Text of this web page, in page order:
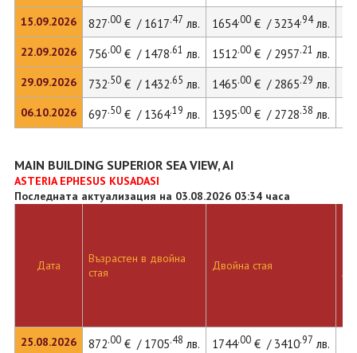
15.09.2026
22.09.2026
29.09.2026
06.10.2026
827.00€ / 1617.47 лв. 1654.00€ / 3234.94лв.
756.00€ / 1478.61 лв. 1512.00€ / 2957.21 лв.
732.50€ / 1432.65 лв. 1465.00€ / 2865.29 лв.
697.50€ / 1364.19 лв. 1395.00€ / 2728.38 лв.
MAIN BUILDING SUPERIOR SEA VIEW, AI
ASTERIA EPHESUS KUSADASI
Последната актуализация на 03.08.2026 03:34 часа
Дата
25.08.2026
Възрастен в двойна
стая
Двойна стая
872.00€ / 1705.48 лв. 1744.00€ / 3410.97 лв.